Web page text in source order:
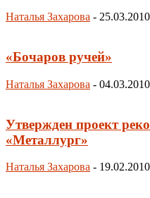
Наталья Захарова - 25.03.2010
«Бочаров ручей»
Наталья Захарова - 04.03.2010
Утвержден проект
«Металлург»
Наталья Захарова - 19.02.2010